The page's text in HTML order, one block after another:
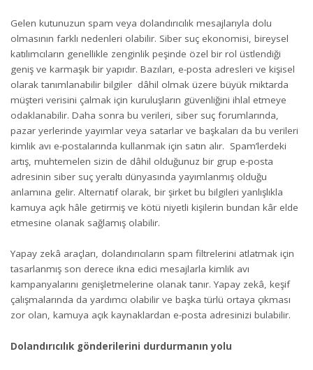
Gelen kutunuzun spam veya dolandırıcılık mesajlarıyla dolu
olmasının farklı nedenleri olabilir. Siber suç ekonomisi, bireysel
katılımcıların genellikle zenginlik peşinde özel bir rol üstlendiği
geniş ve karmaşık bir yapıdır. Bazıları, e-posta adresleri ve kişisel
olarak tanımlanabilir bilgiler dâhil olmak üzere büyük miktarda
müşteri verisini çalmak için kuruluşların güvenliğini ihlal etmeye
odaklanabilir. Daha sonra bu verileri, siber suç forumlarında,
pazar yerlerinde yayımlar veya satarlar ve başkaları da bu verileri
kimlik avı e-postalarında kullanmak için satın alır. Spam’lerdeki
artış, muhtemelen sizin de dâhil olduğunuz bir grup e-posta
adresinin siber suç yeraltı dünyasında yayımlanmış olduğu
anlamına gelir. Alternatif olarak, bir şirket bu bilgileri yanlışlıkla
kamuya açık hâle getirmiş ve kötü niyetli kişilerin bundan kâr elde
etmesine olanak sağlamış olabilir.
Yapay zekâ araçları, dolandırıcıların spam filtrelerini atlatmak için
tasarlanmış son derece ikna edici mesajlarla kimlik avı
kampanyalarını genişletmelerine olanak tanır. Yapay zekâ, keşif
çalışmalarında da yardımcı olabilir ve başka türlü ortaya çıkması
zor olan, kamuya açık kaynaklardan e-posta adresinizi bulabilir.
Dolandırıcılık gönderilerini durdurmanın yolu